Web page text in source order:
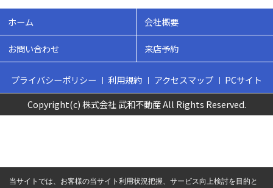
ホーム 会社概要
お問い合わせ 来店予約
プライバシーポリシー 利用規約 アクセスマップ
PCサイト
Copyright(c) 株式会社 武和不動産 All Rights Reserved.
当サイトでは、お客様の当サイト利用状況把握、サービス向上検討を目的と